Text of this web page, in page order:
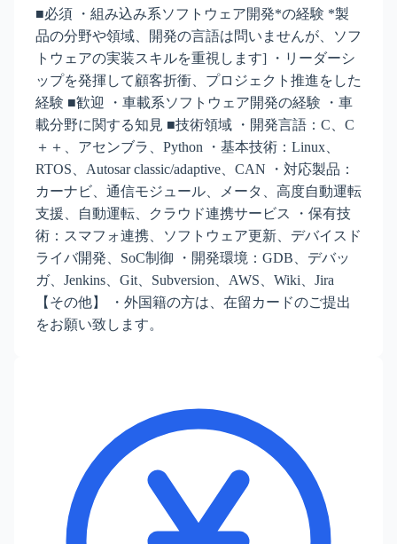
■必須 ・組み込み系ソフトウェア開発*の経験 *製
品の分野や領域、開発の言語は問いませんが、ソフ
トウェアの実装スキルを重視します] ・リーダーシ
ップを発揮して顧客折衝、プロジェクト推進をした
経験 ■歓迎 ・車載系ソフトウェア開発の経験 ・車
載分野に関する知見 ■技術領域 ・開発言語：C、C
＋＋、アセンブラ、Python ・基本技術：Linux、
RTOS、Autosar classic/adaptive、CAN ・対応製品：
カーナビ、通信モジュール、メータ、高度自動運転
支援、自動運転、クラウド連携サービス ・保有技
術：スマフォ連携、ソフトウェア更新、デバイスド
ライバ開発、SoC制御 ・開発環境：GDB、デバッ
ガ、Jenkins、Git、Subversion、AWS、Wiki、Jira
【その他】 ・外国籍の方は、在留カードのご提出
をお願い致します。